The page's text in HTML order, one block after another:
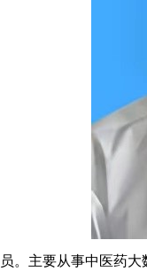
。主要从事中医药